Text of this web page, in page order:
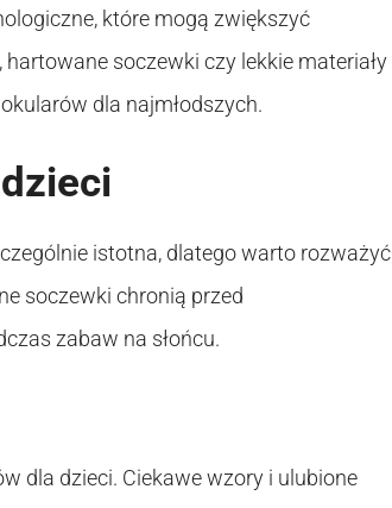
które mogą zwiększyć
soczewki czy lekkie materiały
dla najmłodszych.
istotna, dlatego warto rozważyć
soczewki chronią przed
zabaw na słońcu.
dla dzieci. Ciekawe wzory i ulubione